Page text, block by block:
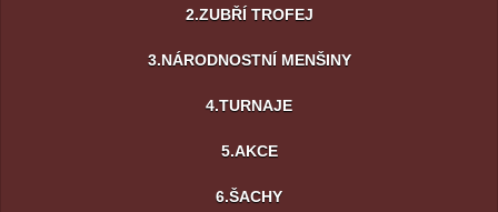
2.ZUBŘÍ TROFEJ
3.NÁRODNOSTNÍ MENŠINY
4.TURNAJE
5.AKCE
6.ŠACHY